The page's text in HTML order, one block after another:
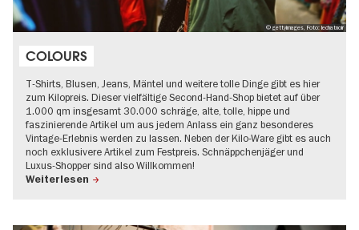
© gettyimages, Foto: lechatnoir
COLOURS
T-Shirts, Blusen, Jeans, Mäntel und weitere tolle Dinge gibt es hier
zum Kilopreis. Dieser vielfältige Second-Hand-Shop bietet auf über
1.000 qm insgesamt 30.000 schräge, alte, tolle, hippe und
faszinierende Artikel um aus jedem Anlass ein ganz besonderes
Vintage-Erlebnis werden zu lassen. Neben der Kilo-Ware gibt es auch
noch exklusivere Artikel zum Festpreis. Schnäppchenjäger und
Luxus-Shopper sind also Willkommen!
Weiterlesen